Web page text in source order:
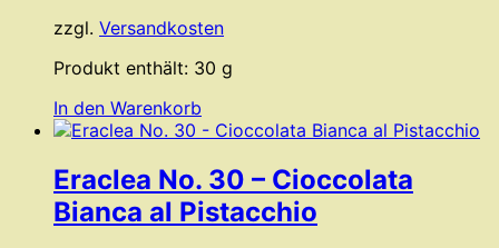
zzgl. Versandkosten
Produkt enthält: 30 g
In den Warenkorb
Eraclea No. 30 – Cioccolata
Bianca al Pistacchio